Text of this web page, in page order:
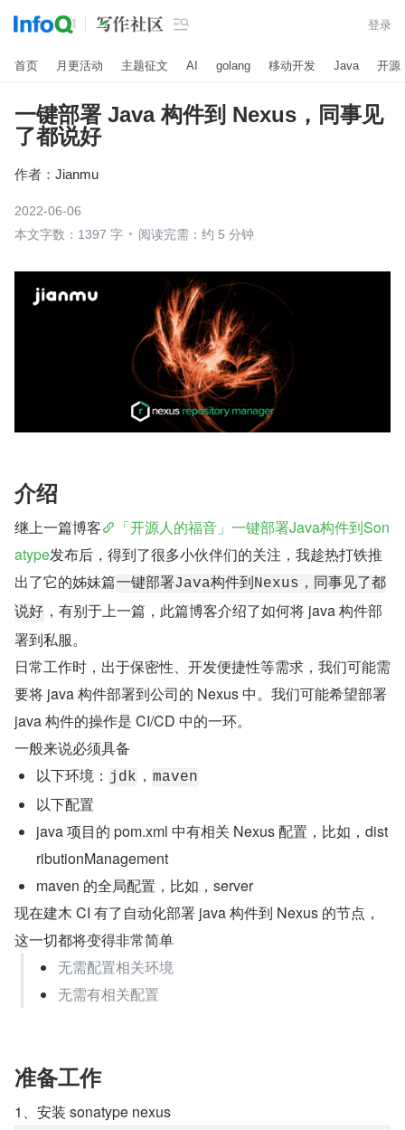
 登录
首页 月更活动 主题征文 AI golang 移动开发 Java 开源
一键部署 Java 构件到 Nexus，同事见
了都说好
作者： Jianmu
2022-06-06
本文字数：1397 字
阅读完需：约 5 分钟
介绍
继上一篇博客
「开源人的福音」一键部署Java构件到Son
atype发布后，得到了很多小伙伴们的关注，我趁热打铁推
出了它的姊妹篇一键部署Java构件到Nexus，同事见了都
说好 ，有别于上一篇，此篇博客介绍了如何将 java 构件部
署到私服。
日常工作时，出于保密性、开发便捷性等需求，我们可能需
要将 java 构件部署到公司的 Nexus 中。我们可能希望部署
java 构件的操作是 CI/CD 中的一环。
一般来说必须具备
以下环境： jdk ， maven
以下配置
java 项目的 pom.xml 中有相关 Nexus 配置，比如，dist
ributionManagement
maven 的全局配置，比如，server
现在建木 CI 有了自动化部署 java 构件到 Nexus 的节点，
这一切都将变得非常简单
无需配置相关环境
无需有相关配置
准备工作
1、安装 sonatype nexus